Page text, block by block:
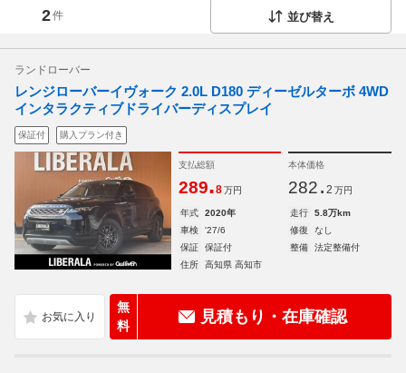
2件 並び替え
ランドローバー
レンジローバーイヴォーク 2.0L D180 ディーゼルターボ 4WD
インタラクティブドライバーディスプレイ
保証付 購入プラン付き
支払総額
289.8 万円
本体価格
282. 2 万円
年式 2020年 走行
5.8万km
車検
'27/6 修復
なし
保証
保証付 整備
法定整備付
住所
高知県 高知市
無
料
見積もり・在庫確認